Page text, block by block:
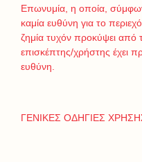
Επωνυμία, η οποία,
καμία ευθύνη για το
ζημία τυχόν προκύψει
επισκέπτης/χρήστης έχει
ευθύνη.
ΓΕΝΙΚΕΣ ΟΔΗΓΙΕΣ